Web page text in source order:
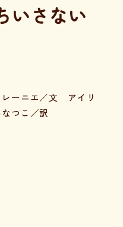
いさない
レーニエ／文 アイリ
つこ／訳